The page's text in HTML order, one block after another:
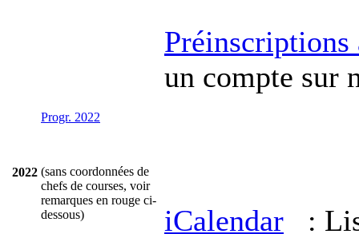
2022
Progr. 2022
(sans coordonnées de
chefs de courses, voir
remarques en rouge ci-
dessous)
Préinscriptions
un compte sur
iCalendar :